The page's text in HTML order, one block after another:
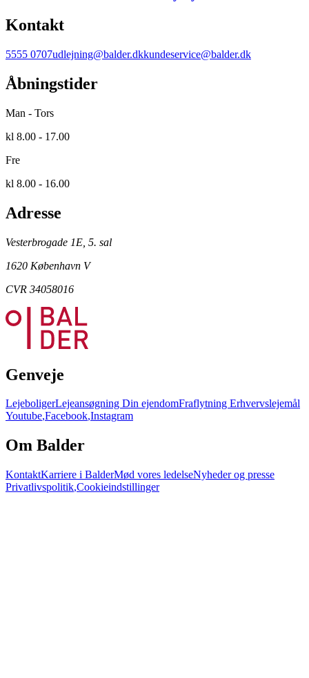
Kontakt
5555 0707udlejning@balder.dkkundeservice@balder.dk
Åbningstider
Man - Tors
kl 8.00 - 17.00
Fre
kl 8.00 - 16.00
Adresse
Vesterbrogade 1E, 5. sal
1620 København V
CVR 34058016
Genveje
LejeboligerLejeansøgning Din ejendomFraflytning Erhvervslejemål
Youtube,Facebook,Instagram
Om Balder
KontaktKarriere i BalderMød vores ledelseNyheder og presse
Privatlivspolitik,Cookieindstillinger